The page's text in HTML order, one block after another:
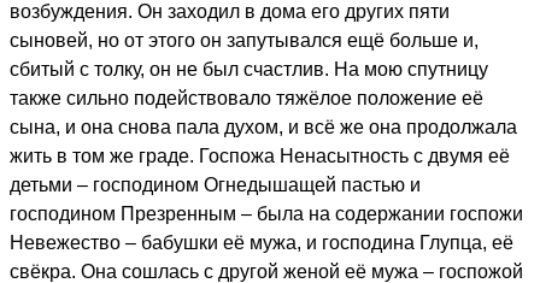
возбуждения. Он заходил в дома его других пяти
сыновей, но от этого он запутывался ещё больше и,
сбитый с толку, он не был счастлив. На мою спутницу
также сильно подействовало тяжёлое положение её
сына, и она снова пала духом, и всё же она продолжала
жить в том же граде. Госпожа Ненасытность с двумя её
детьми – господином Огнедышащей пастью и
господином Презренным – была на содержании госпожи
Невежество – бабушки её мужа, и господина Глупца, её
свёкра. Она сошлась с другой женой её мужа – госпожой